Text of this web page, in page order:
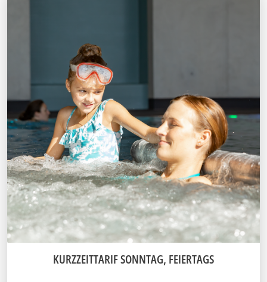
KURZZEITTARIF SONNTAG, FEIERTAGS